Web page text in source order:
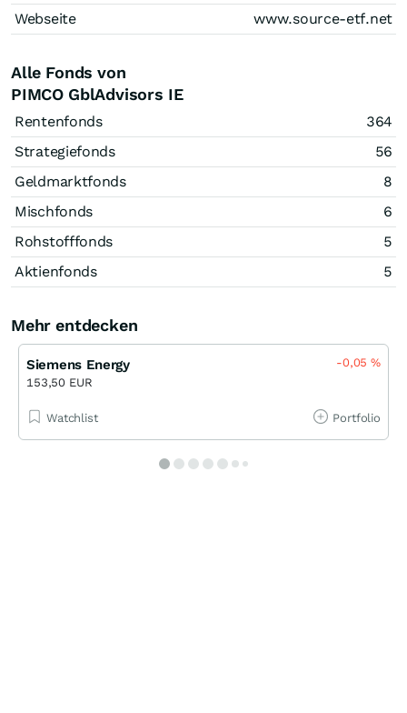
Webseite
www.source-etf.net
Alle Fonds von
PIMCO GblAdvisors IE
Rentenfonds
364
Strategiefonds
56
Geldmarktfonds
8
Mischfonds
6
Rohstofffonds
5
Aktienfonds
5
Mehr entdecken
Siemens Energy
153,50 EUR
-0,05%
Watchlist Portfolio